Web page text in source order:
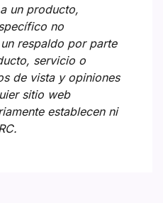
un producto,
no
respaldo por parte
servicio o
de vista y opiniones
sitio web
establecen ni